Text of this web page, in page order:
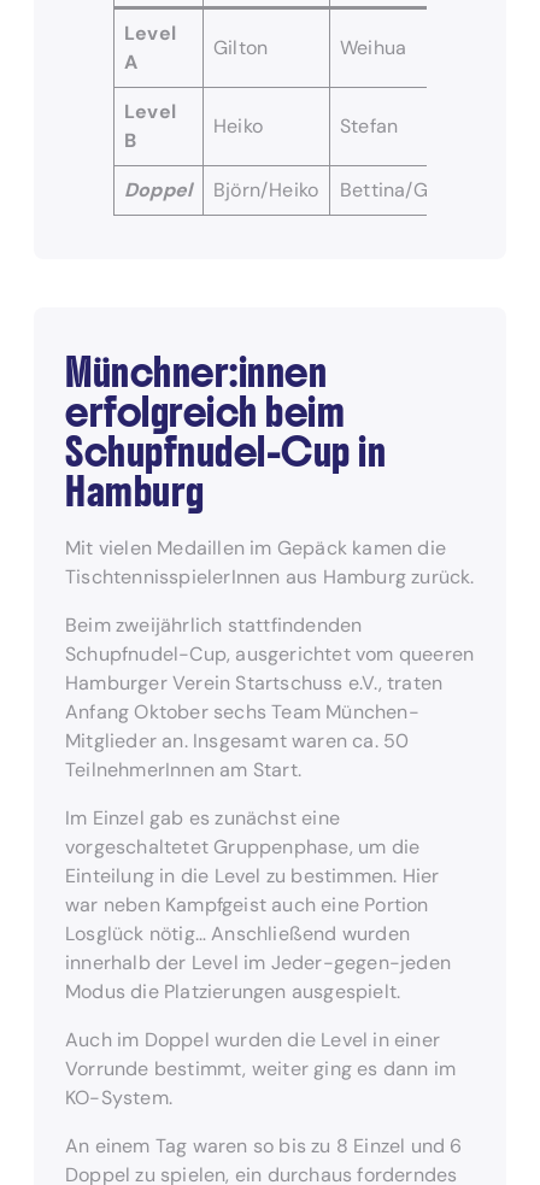
Level
A
Gilton Weihua
Level
B
Heiko Stefan
Doppel Björn/Heiko Bettina/Gilton
Münchner:innen
erfolgreich beim
Schupfnudel-Cup in
Hamburg
Mit vielen Medaillen im Gepäck kamen die
TischtennisspielerInnen aus Hamburg zurück.
Beim zweijährlich stattfindenden
Schupfnudel-Cup, ausgerichtet vom queeren
Hamburger Verein Startschuss e.V., traten
Anfang Oktober sechs Team München-
Mitglieder an. Insgesamt waren ca. 50
TeilnehmerInnen am Start.
Im Einzel gab es zunächst eine
vorgeschaltetet Gruppenphase, um die
Einteilung in die Level zu bestimmen. Hier
war neben Kampfgeist auch eine Portion
Losglück nötig… Anschließend wurden
innerhalb der Level im Jeder-gegen-jeden
Modus die Platzierungen ausgespielt.
Auch im Doppel wurden die Level in einer
Vorrunde bestimmt, weiter ging es dann im
KO-System.
An einem Tag waren so bis zu 8 Einzel und 6
Doppel zu spielen, ein durchaus forderndes